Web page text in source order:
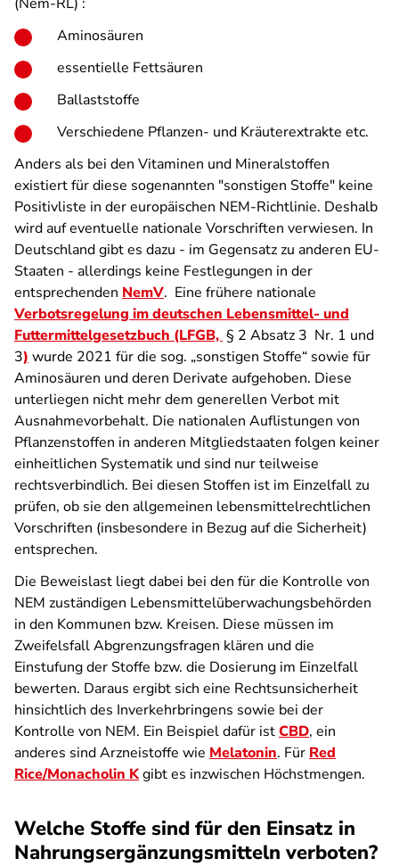
Aminosäuren
essentielle Fettsäuren
Ballaststoffe
Verschiedene Pflanzen- und Kräuterextrakte etc.
Anders als bei den Vitaminen und Mineralstoffen
existiert für diese sogenannten "sonstigen Stoffe" keine
Positivliste in der europäischen NEM-Richtlinie. Deshalb
wird auf eventuelle nationale Vorschriften verwiesen. In
Deutschland gibt es dazu - im Gegensatz zu anderen EU-
Staaten - allerdings keine Festlegungen in der
entsprechenden NemV. Eine frühere nationale
Verbotsregelung im deutschen Lebensmittel- und
Futtermittelgesetzbuch (LFGB, § 2 Absatz 3 Nr. 1 und
3) wurde 2021 für die sog. „sonstigen Stoffe“ sowie für
Aminosäuren und deren Derivate aufgehoben. Diese
unterliegen nicht mehr dem generellen Verbot mit
Ausnahmevorbehalt. Die nationalen Auflistungen von
Pflanzenstoffen in anderen Mitgliedstaaten folgen keiner
einheitlichen Systematik und sind nur teilweise
rechtsverbindlich. Bei diesen Stoffen ist im Einzelfall zu
prüfen, ob sie den allgemeinen lebensmittelrechtlichen
Vorschriften (insbesondere in Bezug auf die Sicherheit)
entsprechen.
Die Beweislast liegt dabei bei den für die Kontrolle von
NEM zuständigen Lebensmittelüberwachungsbehörden
in den Kommunen bzw. Kreisen. Diese müssen im
Zweifelsfall Abgrenzungsfragen klären und die
Einstufung der Stoffe bzw. die Dosierung im Einzelfall
bewerten. Daraus ergibt sich eine Rechtsunsicherheit
hinsichtlich des Inverkehrbringens sowie bei der
Kontrolle von NEM. Ein Beispiel dafür istCBD, ein
anderes sind Arzneistoffe wie Melatonin. Für Red
Rice/Monacholin Kgibt es inzwischen Höchstmengen.
Welche Stoffe sind für den Einsatz in
Nahrungsergänzungsmitteln verboten?